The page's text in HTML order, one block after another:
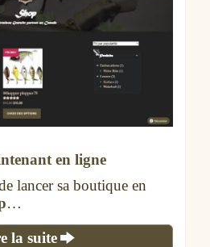
en ligne
lancer sa boutique en
…
la suite